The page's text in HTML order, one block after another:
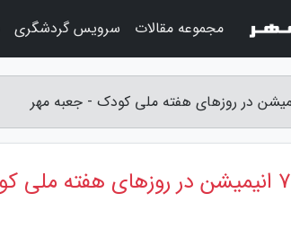
مجموعه مقالات سرویس گردشگری